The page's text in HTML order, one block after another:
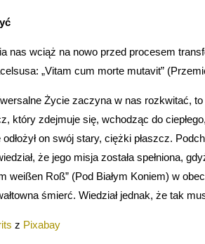
nas wciąż na nowo przed procesem
„Vitam cum morte mutavit”
Życie zaczyna w nas rozkwitać,
który zdejmuje się, wchodząc do
on swój stary, ciężki płaszcz.
że jego misja została spełniona,
weißen Roß” (Pod Białym Koniem) w
śmierć. Wiedział jednak, że tak
z Pixabay